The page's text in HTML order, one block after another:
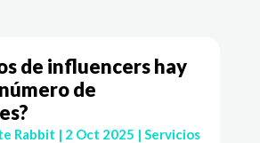
de influencers hay
de
Rabbit | 2 Oct 2025 | Servicios